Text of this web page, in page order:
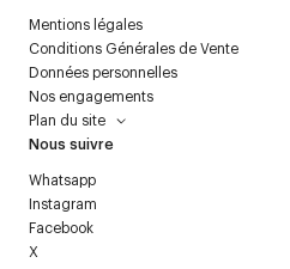
Mentions légales
Conditions Générales de Vente
Données personnelles
Nos engagements
Plan du site
Nous suivre
Whatsapp
Instagram
Facebook
X